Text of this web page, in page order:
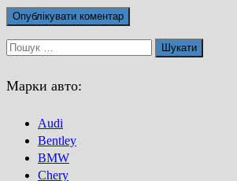
Пошук:
Марки авто:
Audi
Bentley
BMW
Chery